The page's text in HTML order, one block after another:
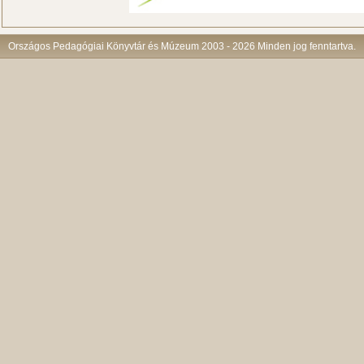
Országos Pedagógiai Könyvtár és Múzeum 2003 - 2026 Minden jog fenntartva.